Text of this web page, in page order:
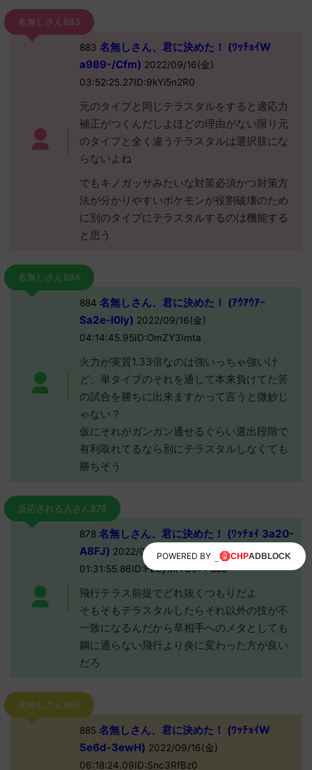
名無しさん883
883 名無しさん、君に決めた！ (ﾜｯﾁｮｲW
a989-/Cfm) 2022/09/16(金)
03:52:25.27ID:9kYi5n2R0
元のタイプと同じテラスタルをすると適応力
補正がつくんだしよほどの理由がない限り元
のタイプと全く違うテラスタルは選択肢にな
らないよね
でもキノガッサみたいな対策必須かつ対策方
法が分かりやすいポケモンが役割破壊のため
に別のタイプにテラスタルするのは機能する
と思う
名無しさん884
884 名無しさん、君に決めた！ (ｱｳｱｳｱｰ
Sa2e-l0ly) 2022/09/16(金)
04:14:45.95ID:OmZY3Imta
火力が実質1.33倍なのは強いっちゃ強いけ
ど、単タイプのそれを通して本来負けてた筈
の試合を勝ちに出来ますかって言うと微妙じ
ゃない？
仮にそれがガンガン通せるぐらい選出段階で
有利取れてるなら別にテラスタルしなくても
勝ちそう
反応される人さん878
878名無しさん、君に決めた！ (ﾜｯﾁｮｲ 3a20-
A8FJ) 2022/09/16(金)
01:31:55.86ID:FZbyMr+G0>>885
飛行テラス前提でどれ抜くつもりだよ
そもそもテラスタルしたらそれ以外の技が不
一致になるんだから草相手へのメタとしても
鋼に通らない飛行より炎に変わった方が良い
だろ
名無しさん885
885名無しさん、君に決めた！ (ﾜｯﾁｮｲW
5e6d-3ewH) 2022/09/16(金)
06:18:24.09ID:Snc3RfBz0
POWERED BY